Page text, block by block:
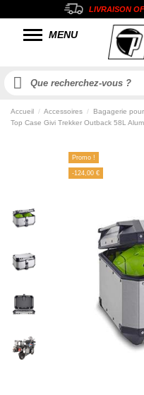
LIVRAISON
MENU
Accueil Accessoires Bagagerie
Top Case Givi Trekker Outback 58L
Promo !
-124,00 €